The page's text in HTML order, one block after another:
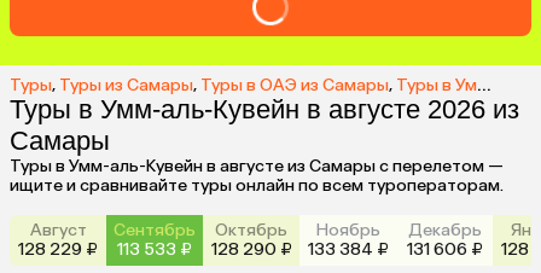
Туры, Туры из Самары, Туры в ОАЭ из Самары, Туры в Умм-аль-Кувейн из Самары
Туры в Умм-аль-Кувейн в августе 2026 из
Самары
Туры в Умм-аль-Кувейн в августе из Самары с перелетом —
ищите и сравнивайте туры онлайн по всем туроператорам.
Август
128 229 ₽
Сентябрь
113 533 ₽
Октябрь
128 290 ₽
Ноябрь
133 384 ₽
Декабрь
131 606 ₽
128